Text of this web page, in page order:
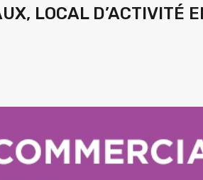
LOCAL D’ACTIVITÉ